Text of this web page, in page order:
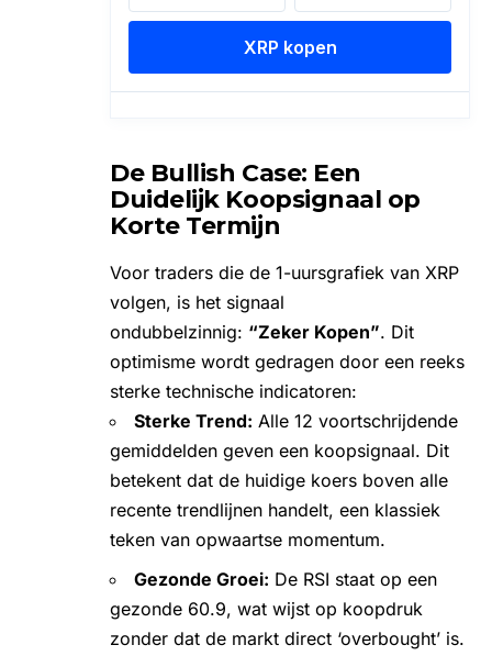
De Bullish Case: Een
Duidelijk Koopsignaal op
Korte Termijn
Voor traders die de 1-uursgrafiek van XRP
volgen, is het signaal
ondubbelzinnig: “Zeker Kopen”. Dit
optimisme wordt gedragen door een reeks
sterke technische indicatoren:
Sterke Trend: Alle 12 voortschrijdende
gemiddelden geven een koopsignaal. Dit
betekent dat de huidige koers boven alle
recente trendlijnen handelt, een klassiek
teken van opwaartse momentum.
Gezonde Groei: De RSI staat op een
gezonde 60.9, wat wijst op koopdruk
zonder dat de markt direct ‘overbought’ is.